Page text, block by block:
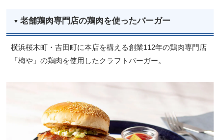
老舗鶏肉専門店の鶏肉を使ったバーガー
横浜桜木町・吉田町に本店を構える創業112年の鶏肉専門店
「梅や」の鶏肉を使用したクラフトバーガー。